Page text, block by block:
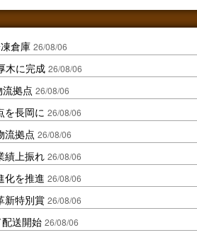
倉庫 26/08/06
木に完成 26/08/06
拠点 26/08/06
を長岡に 26/08/06
流拠点 26/08/06
績上振れ 26/08/06
化を推進 26/08/06
新特別賞 26/08/06
送開始 26/08/06